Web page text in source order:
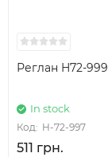
Реглан H72-999
In stock
Код: H-72-997
511 грн.